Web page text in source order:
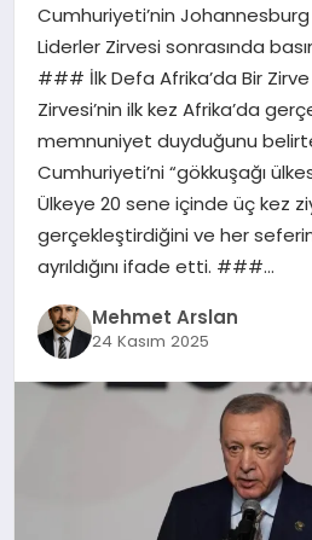
SAĞLIK
EĞITIM
DÜNYA
YAŞAM
Cumhuriyeti’nin
Liderler Zirvesi sonrasında
### İlk Defa Afrika’da Bir
Zirvesi’nin ilk kez Afrika’da
memnuniyet duyduğunu
Cumhuriyeti’ni “gökkuşağı
Ülkeye 20 sene içinde üç kez
gerçekleştirdiğini ve her
ayrıldığını ifade etti. ###…
Mehmet Arslan
24 Kasım 2025